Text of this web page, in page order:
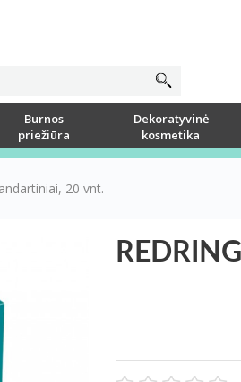
Burnos
priežiūra
Dekoratyvinė
kosmetika
20 vnt.